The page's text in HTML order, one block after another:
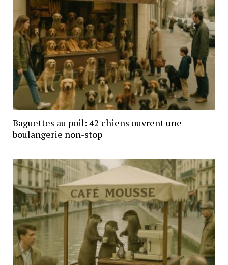
Baguettes au poil: 42 chiens ouvrent une
boulangerie non-stop